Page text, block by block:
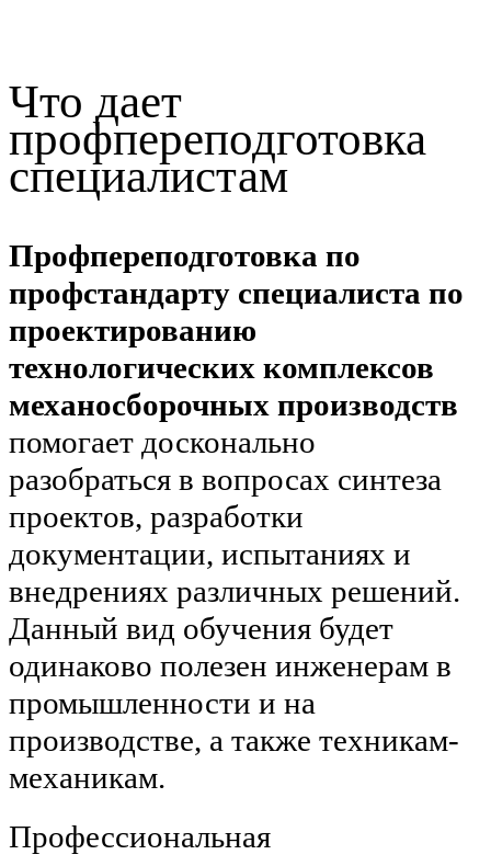
Что дает
профпереподготовка
специалистам
Профпереподготовка по
профстандарту специалиста по
проектированию
технологических комплексов
механосборочных производств
помогает досконально
разобраться в вопросах синтеза
проектов, разработки
документации, испытаниях и
внедрениях различных решений.
Данный вид обучения будет
одинаково полезен инженерам в
промышленности и на
производстве, а также техникам-
механикам.
Профессиональная